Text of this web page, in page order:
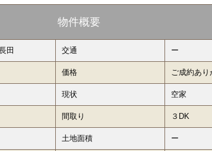
物件概要
田 交通 ー
価格 ご成約あ
現状 空家
間取り ３DK
土地面積 ー